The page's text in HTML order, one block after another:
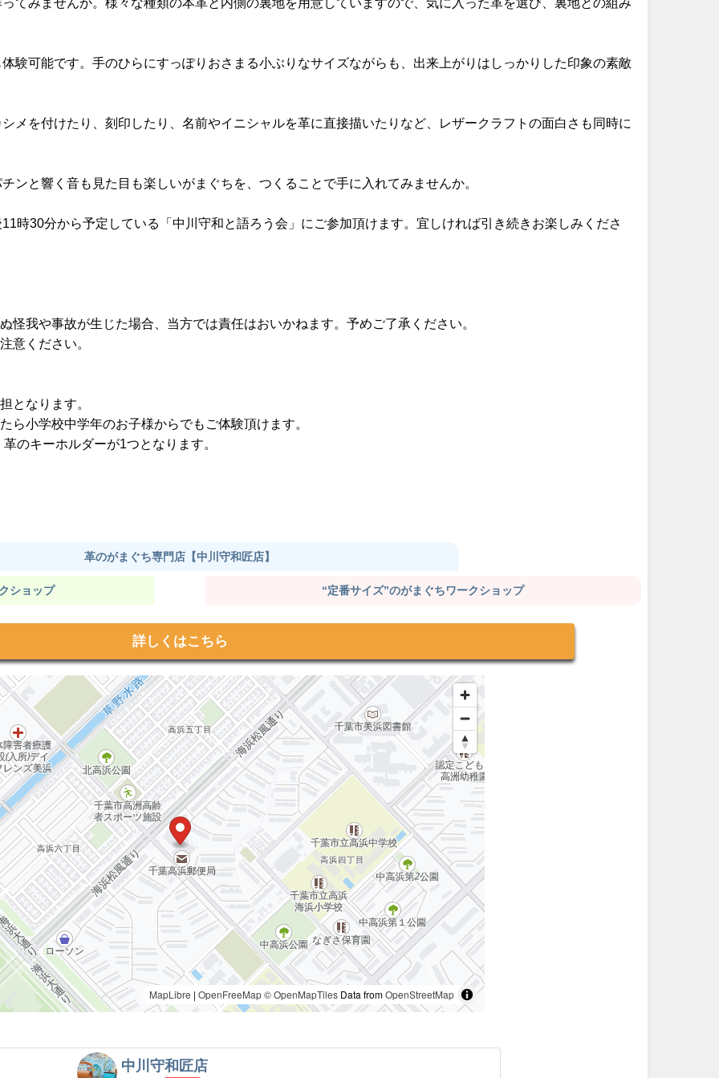
てみませんか。様々な種類の本革と内側の裏地を用意していますので、気に入った革を選び、裏地との組み
験可能です。手のひらにすっぽりおさまる小ぶりなサイズながらも、出来上がりはしっかりした印象の素敵
メを付けたり、刻印したり、名前やイニシャルを革に直接描いたりなど、レザークラフトの面白さも同時に
ンと響く音も見た目も楽しいがまぐちを、つくることで手に入れてみませんか。
時30分から予定している「中川守和と語ろう会」にご参加頂けます。宜しければ引き続きお楽しみくださ
我や事故が生じた場合、当方では責任はおいかねます。予めご了承ください。
意ください。
となります。
小学校中学年のお子様からでもご体験頂けます。
のキーホルダーが1つとなります。
革のがまぐち専門店【中川守和匠店】
ショップ “定番サイズ”のがまぐちワークショップ
詳しくはこちら
MapLibre | OpenFreeMap© OpenMapTiles Data fromOpenStreetMap
中川守和匠店